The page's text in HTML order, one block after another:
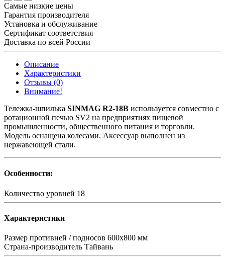
Самые низкие цены
Гарантия производителя
Установка и обслуживание
Сертификат соответствия
Доставка по всей России
Описание
Характеристики
Отзывы (0)
Внимание!
Тележка-шпилька SINMAG R2-18B используется совместно с
ротационной печью SV2 на предприятиях пищевой
промышленности, общественного питания и торговли.
Модель оснащена колесами. Аксессуар выполнен из
нержавеющей стали.
Особенности:
Количество уровней 18
Характеристики
Размер противней / подносов 600х800 мм
Страна-производитель Тайвань